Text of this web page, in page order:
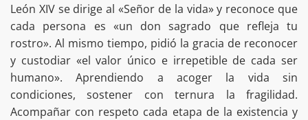
León XIV se dirige al «Señor de la vida» y reconoce que
cada persona es «un don sagrado que refleja tu
rostro». Al mismo tiempo, pidió la gracia de reconocer
y custodiar «el valor único e irrepetible de cada ser
humano». Aprendiendo a acoger la vida sin
condiciones, sostener con ternura la fragilidad.
Acompañar con respeto cada etapa de la existencia y